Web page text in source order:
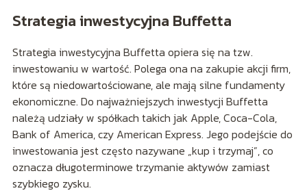
Strategia inwestycyjna Buffetta
Strategia inwestycyjna Buffetta opiera się na tzw.
inwestowaniu w wartość. Polega ona na zakupie akcji firm,
które są niedowartościowane, ale mają silne fundamenty
ekonomiczne. Do najważniejszych inwestycji Buffetta
należą udziały w spółkach takich jak Apple, Coca-Cola,
Bank of America, czy American Express. Jego podejście do
inwestowania jest często nazywane „kup i trzymaj”, co
oznacza długoterminowe trzymanie aktywów zamiast
szybkiego zysku.